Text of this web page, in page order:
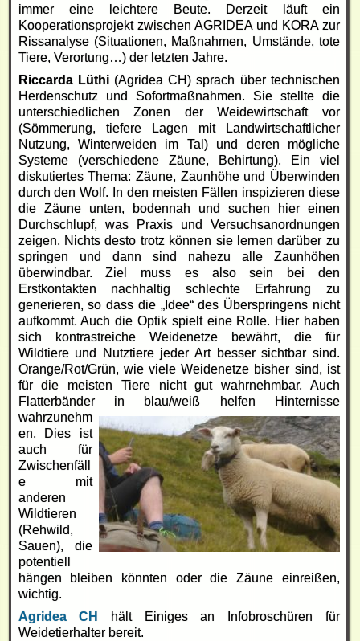
immer eine leichtere Beute. Derzeit läuft ein
Kooperationsprojekt zwischen AGRIDEA und KORA zur
Rissanalyse (Situationen, Maßnahmen, Umstände, tote
Tiere, Verortung…) der letzten Jahre.
Riccarda Lüthi(Agridea CH) sprach über technischen
Herdenschutz und Sofortmaßnahmen. Sie stellte die
unterschiedlichen Zonen der Weidewirtschaft vor
(Sömmerung, tiefere Lagen mit Landwirtschaftlicher
Nutzung, Winterweiden im Tal) und deren mögliche
Systeme (verschiedene Zäune, Behirtung). Ein viel
diskutiertes Thema: Zäune, Zaunhöhe und Überwinden
durch den Wolf. In den meisten Fällen inspizieren diese
die Zäune unten, bodennah und suchen hier einen
Durchschlupf, was Praxis und Versuchsanordnungen
zeigen. Nichts desto trotz können sie lernen darüber zu
springen und dann sind nahezu alle Zaunhöhen
überwindbar. Ziel muss es also sein bei den
Erstkontakten nachhaltig schlechte Erfahrung zu
generieren, so dass die „Idee“ des Überspringens nicht
aufkommt. Auch die Optik spielt eine Rolle. Hier haben
sich kontrastreiche Weidenetze bewährt, die für
Wildtiere und Nutztiere jeder Art besser sichtbar sind.
Orange/Rot/Grün, wie viele Weidenetze bisher sind, ist
für die meisten Tiere nicht gut wahrnehmbar. Auch
Flatterbänder in blau/weiß helfen
Hinternisse
wahrzunehm
en. Dies ist
auch für
Zwischenfäll
e mit
anderen
Wildtieren
(Rehwild,
Sauen), die
potentiell
hängen bleiben könnten oder die Zäune einreißen,
wichtig.
Agridea CH
hält Einiges an Infobroschüren für
Weidetierhalter bereit.